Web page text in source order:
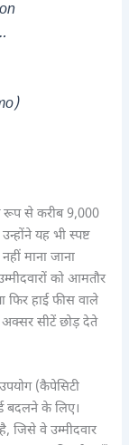
रूप से करीब 9,000
यह भी स्पष्ट
माना जाना
को आमतौर
फिर हाई फीस वाले
अक्सर सीटें छोड़ देते
(कैपेसिटी
बदलने के लिए।
जिसे वे उम्मीदवार